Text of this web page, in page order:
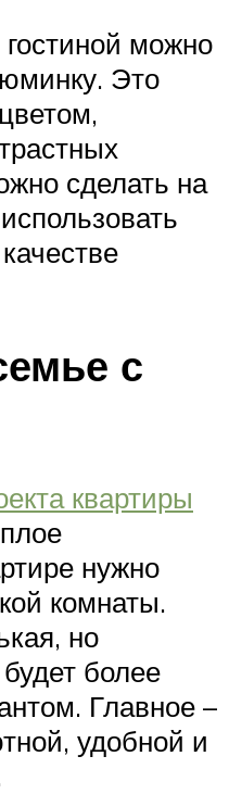
можно
Это
сделать на
с
квартиры
нужно
комнаты.
но
более
Главное –
удобной и